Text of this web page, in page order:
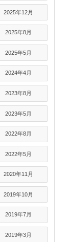
2025年12月
2025年8月
2025年5月
2024年4月
2023年8月
2023年5月
2022年8月
2022年5月
2020年11月
2019年10月
2019年7月
2019年3月